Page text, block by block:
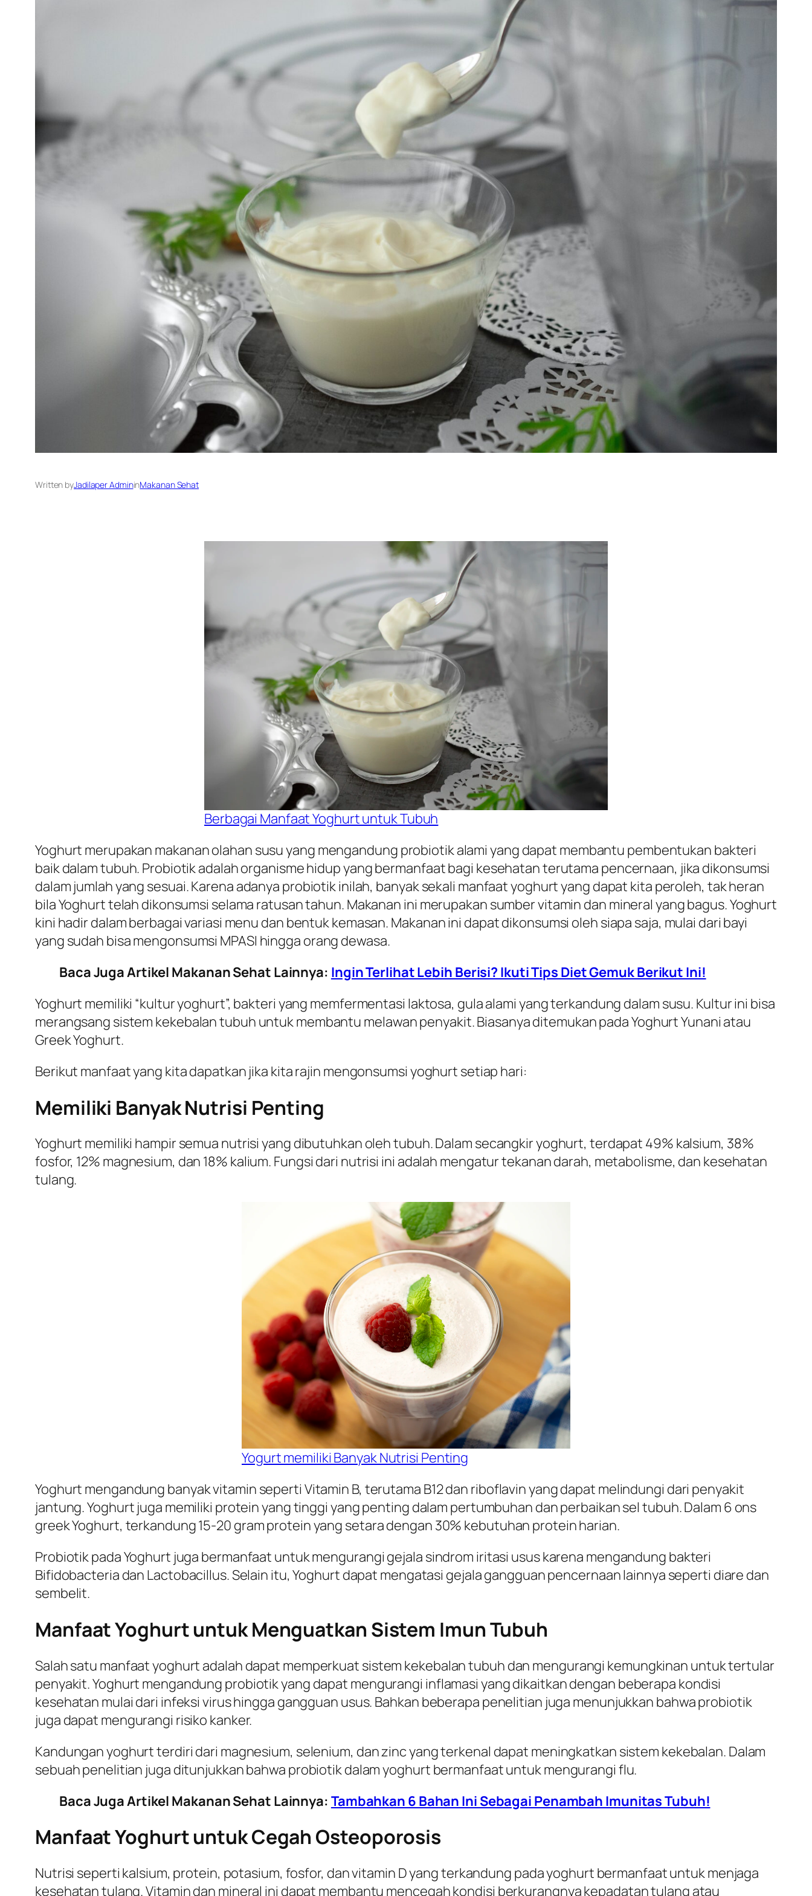
Written byJadilaper AdmininMakanan Sehat
Berbagai Manfaat Yoghurt untuk Tubuh
Yoghurt merupakan makanan olahan susu yang mengandung probiotik alami yang dapat membantu pembentukan bakteri
baik dalam tubuh. Probiotik adalah organisme hidup yang bermanfaat bagi kesehatan terutama pencernaan, jika dikonsumsi
dalam jumlah yang sesuai. Karena adanya probiotik inilah, banyak sekali manfaat yoghurt yang dapat kita peroleh, tak heran
bila Yoghurt telah dikonsumsi selama ratusan tahun. Makanan ini merupakan sumber vitamin dan mineral yang bagus. Yoghurt
kini hadir dalam berbagai variasi menu dan bentuk kemasan. Makanan ini dapat dikonsumsi oleh siapa saja, mulai dari bayi
yang sudah bisa mengonsumsi MPASI hingga orang dewasa.
Baca Juga Artikel Makanan Sehat Lainnya: Ingin Terlihat Lebih Berisi? Ikuti Tips Diet Gemuk Berikut Ini!
Yoghurt memiliki “kultur yoghurt”, bakteri yang memfermentasi laktosa, gula alami yang terkandung dalam susu. Kultur ini bisa
merangsang sistem kekebalan tubuh untuk membantu melawan penyakit. Biasanya ditemukan pada Yoghurt Yunani atau
Greek Yoghurt.
Berikut manfaat yang kita dapatkan jika kita rajin mengonsumsi yoghurt setiap hari:
Memiliki Banyak Nutrisi Penting
Yoghurt memiliki hampir semua nutrisi yang dibutuhkan oleh tubuh. Dalam secangkir yoghurt, terdapat 49% kalsium, 38%
fosfor, 12% magnesium, dan 18% kalium. Fungsi dari nutrisi ini adalah mengatur tekanan darah, metabolisme, dan kesehatan
tulang.
Yogurt memiliki Banyak Nutrisi Penting
Yoghurt mengandung banyak vitamin seperti Vitamin B, terutama B12 dan riboflavin yang dapat melindungi dari penyakit
jantung. Yoghurt juga memiliki protein yang tinggi yang penting dalam pertumbuhan dan perbaikan sel tubuh. Dalam 6 ons
greek Yoghurt, terkandung 15-20 gram protein yang setara dengan 30% kebutuhan protein harian.
Probiotik pada Yoghurt juga bermanfaat untuk mengurangi gejala sindrom iritasi usus karena mengandung bakteri
Bifidobacteria dan Lactobacillus. Selain itu, Yoghurt dapat mengatasi gejala gangguan pencernaan lainnya seperti diare dan
sembelit.
Manfaat Yoghurt untuk Menguatkan Sistem Imun Tubuh
Salah satu manfaat yoghurt adalah dapat memperkuat sistem kekebalan tubuh dan mengurangi kemungkinan untuk tertular
penyakit. Yoghurt mengandung probiotik yang dapat mengurangi inflamasi yang dikaitkan dengan beberapa kondisi
kesehatan mulai dari infeksi virus hingga gangguan usus. Bahkan beberapa penelitian juga menunjukkan bahwa probiotik
juga dapat mengurangi risiko kanker.
Kandungan yoghurt terdiri dari magnesium, selenium, dan zinc yang terkenal dapat meningkatkan sistem kekebalan. Dalam
sebuah penelitian juga ditunjukkan bahwa probiotik dalam yoghurt bermanfaat untuk mengurangi flu.
Baca Juga Artikel Makanan Sehat Lainnya: Tambahkan 6 Bahan Ini Sebagai Penambah Imunitas Tubuh!
Manfaat Yoghurt untuk Cegah Osteoporosis
Nutrisi seperti kalsium, protein, potasium, fosfor, dan vitamin D yang terkandung pada yoghurt bermanfaat untuk menjaga
kesehatan tulang. Vitamin dan mineral ini dapat membantu mencegah kondisi berkurangnya kepadatan tulang atau